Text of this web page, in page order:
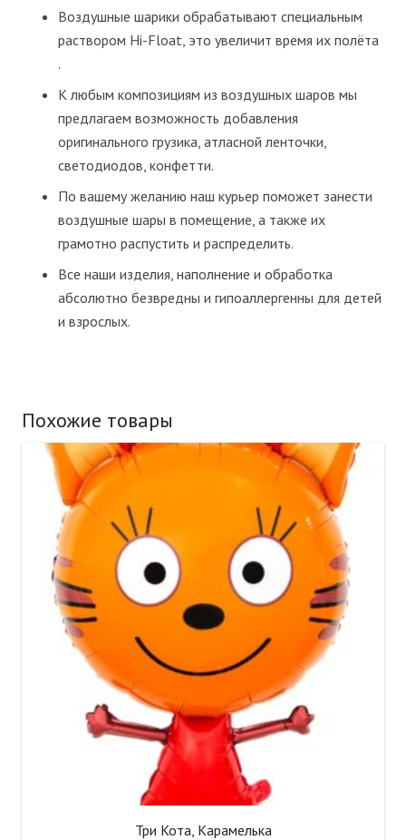
Воздушные шарики обрабатывают специальным
раствором Hi-Float, это увеличит время их полёта
.
К любым композициям из воздушных шаров мы
предлагаем возможность добавления
оригинального грузика, атласной ленточки,
светодиодов, конфетти.
По вашему желанию наш курьер поможет занести
воздушные шары в помещение, а также их
грамотно распустить и распределить.
Все наши изделия, наполнение и обработка
абсолютно безвредны и гипоаллергенны для детей
и взрослых.
Похожие товары
Три Кота, Карамелька